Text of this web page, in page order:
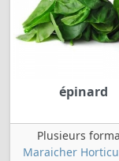
épinard
Plusieurs
Maraicher